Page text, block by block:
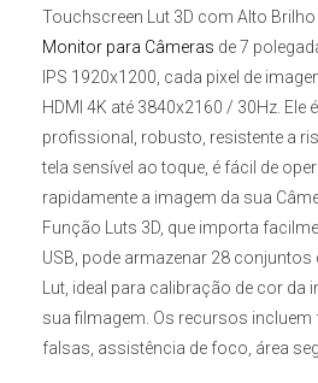
Touchscreen Lut 3D com Alto Brilho
Monitor para Câmeras de 7
IPS 1920x1200, cada pixel de
HDMI 4K até 3840x2160 / 30Hz. Ele
profissional, robusto, resistente a
tela sensível ao toque, é fácil de
rapidamente a imagem da sua
Função Luts 3D, que importa
USB, pode armazenar 28
Lut, ideal para calibração de cor da
sua filmagem. Os recursos
falsas, assistência de foco, área